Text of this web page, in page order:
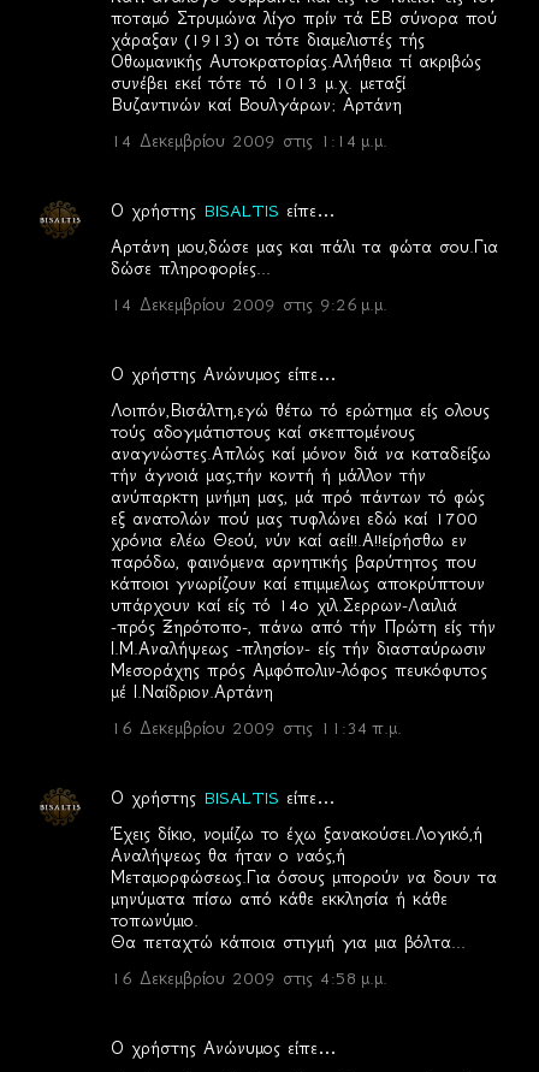
ποταμό Στρυμώνα λίγο πρίν τά ΕΒ σύνορα πού
χάραξαν (1913) οι τότε διαμελιστές τής
Οθωμανικής Αυτοκρατορίας.Αλήθεια τί ακριβώς
συνέβει εκεί τότε τό 1013 μ.χ. μεταξί
Βυζαντινών καί Βουλγάρων; Αρτάνη
14 Δεκεμβρίου 2009 στις 1:14 μ.μ.
Ο χρήστης BISALTIS είπε…
Αρτάνη μου,δώσε μας και πάλι τα φώτα σου.Για
δώσε πληροφορίες...
14 Δεκεμβρίου 2009 στις 9:26 μ.μ.
Ο χρήστης Ανώνυμος είπε…
Λοιπόν,Βισάλτη,εγώ θέτω τό ερώτημα είς ολους
τούς αδογμάτιστους καί σκεπτομένους
αναγνώστες.Απλώς καί μόνον διά να καταδείξω
τήν άγνοιά μας,τήν κοντή ή μάλλον τήν
ανύπαρκτη μνήμη μας, μά πρό πάντων τό φώς
εξ ανατολών πού μας τυφλώνει εδώ καί 1700
χρόνια ελέω Θεού, νύν καί αεί!!.Α!!είρήσθω εν
παρόδω, φαινόμενα αρνητικής βαρύτητος που
κάποιοι γνωρίζουν καί επιμμελως αποκρύπτουν
υπάρχουν καί είς τό 14ο χιλ.Σερρων-Λαιλιά
-πρός Ξηρότοπο-, πάνω από τήν Πρώτη είς τήν
Ι.Μ.Αναλήψεως -πλησίον- είς τήν διασταύρωσιν
Μεσοράχης πρός Αμφόπολιν-λόφος πευκόφυτος
μέ Ι.Ναίδριον.Αρτάνη
16 Δεκεμβρίου 2009 στις 11:34 π.μ.
Ο χρήστης BISALTIS είπε…
Έχεις δίκιο, νομίζω το έχω ξανακούσει.Λογικό,ή
Αναλήψεως θα ήταν ο ναός,ή
Μεταμορφώσεως.Για όσους μπορούν να δουν τα
μηνύματα πίσω από κάθε εκκλησία ή κάθε
τοπωνύμιο.
Θα πεταχτώ κάποια στιγμή για μια βόλτα...
16 Δεκεμβρίου 2009 στις 4:58 μ.μ.
Ο χρήστης Ανώνυμος είπε…